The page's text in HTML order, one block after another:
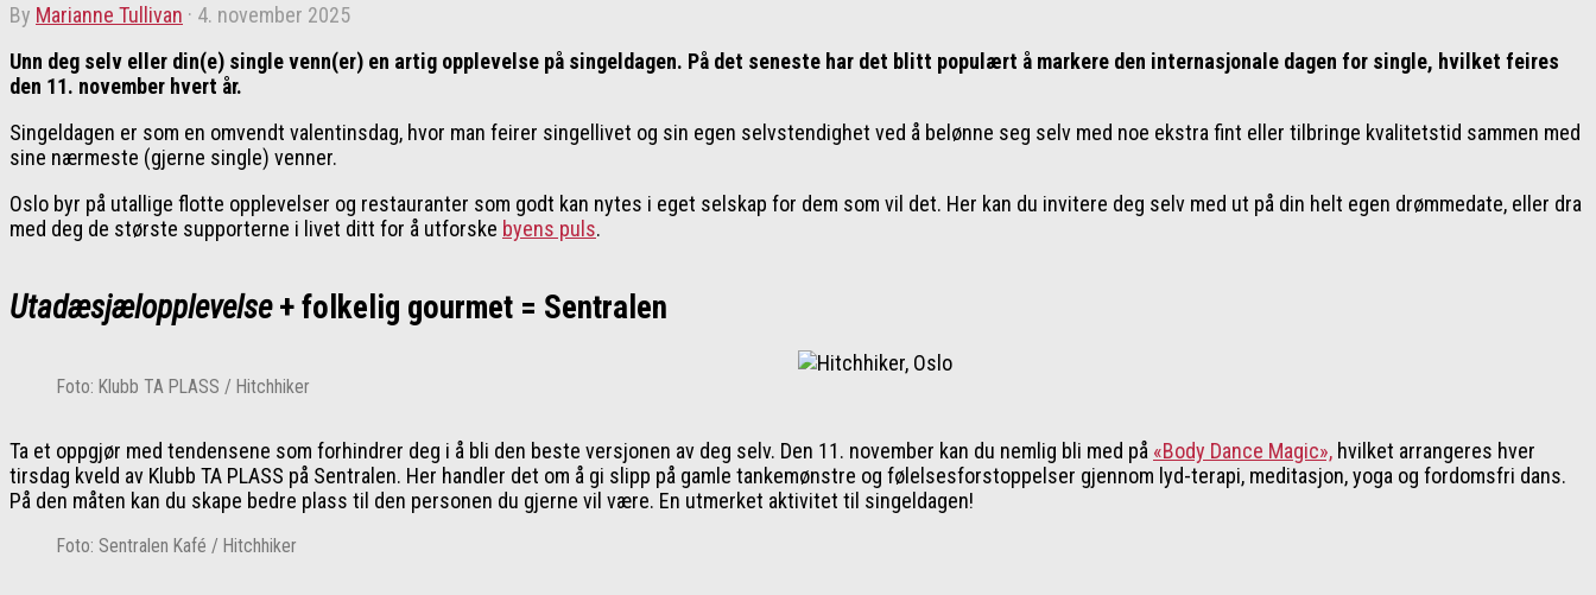
by Marianne Tullivan · 4. november 2025
Unn deg selv eller din(e) single venn(er) en artig opplevelse på singeldagen. På det seneste har det blitt populært å markere den internasjonale dagen for single, hvilket feires
den 11. november hvert år.
Singeldagen er som en omvendt valentinsdag, hvor man feirer singellivet og sin egen selvstendighet ved å belønne seg selv med noe ekstra fint eller tilbringe kvalitetstid sammen med
sine nærmeste (gjerne single) venner.
Oslo byr på utallige flotte opplevelser og restauranter som godt kan nytes i eget selskap for dem som vil det. Her kan du invitere deg selv med ut på din helt egen drømmedate, eller dra
med deg de største supporterne i livet ditt for å utforske byens puls.
Utadæsjælopplevelse+ folkelig gourmet = Sentralen
Foto: Klubb TA PLASS / Hitchhiker
Ta et oppgjør med tendensene som forhindrer deg i å bli den beste versjonen av deg selv. Den 11. november kan du nemlig bli med på «Body Dance Magic», hvilket arrangeres hver
tirsdag kveld av Klubb TA PLASS på Sentralen. Her handler det om å gi slipp på gamle tankemønstre og følelsesforstoppelser gjennom lyd-terapi, meditasjon, yoga og fordomsfri dans.
På den måten kan du skape bedre plass til den personen du gjerne vil være. En utmerket aktivitet til singeldagen!
Foto: Sentralen Kafé / Hitchhiker